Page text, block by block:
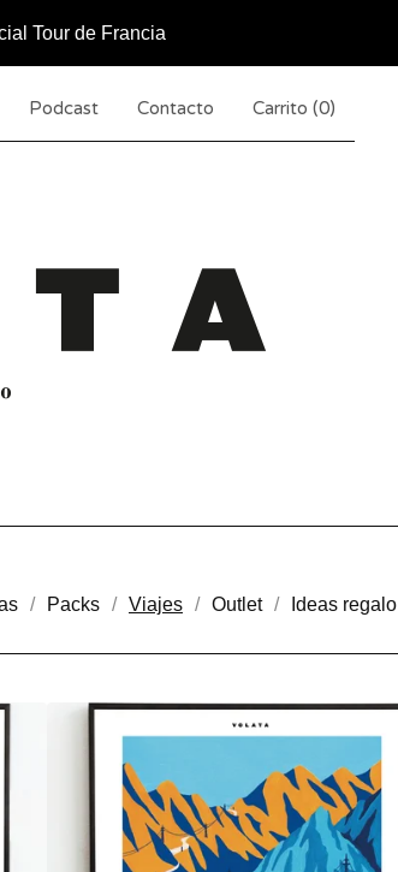
Tour de Francia
Podcast Contacto Carrito (0)
Packs Viajes Outlet Ideas regalo